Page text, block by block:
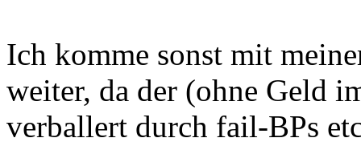
Ich komme sonst mit
weiter, da der (ohne Geld
verballert durch fail-BPs